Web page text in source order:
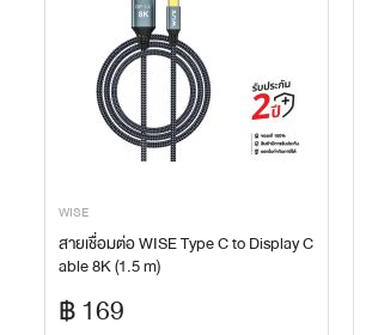
WISE
สายเชื่อมต่อ WISE Type C to Display C
able 8K (1.5 m)
฿ 169